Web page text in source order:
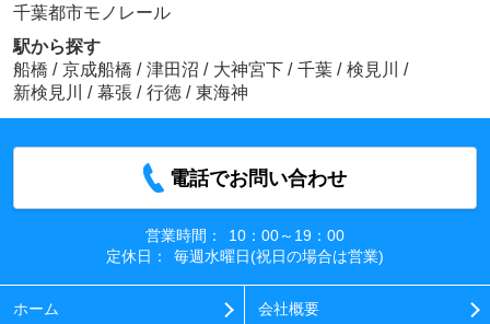
千葉都市モノレール
駅から探す
船橋 / 京成船橋 / 津田沼 / 大神宮下 / 千葉 / 検見川
/
新検見川
/ 幕張 / 行徳 / 東海神
電話でお問い合わせ
営業時間：
10：00～19：00
定休日：
毎週水曜日(祝日の場合は営業)
ホーム 会社概要